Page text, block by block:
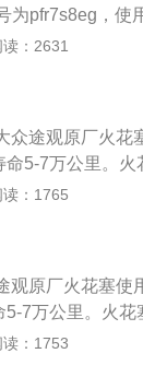
为pfr7s8eg，使
根据发动机选择
查绝缘体是否击
，拆卸火花塞，
进入缸体内部
清洁量具，测
问题，将火花塞
启动车辆，消除
读：2631
众途观原厂火花
5-7万公里。
花塞的材质以及
，检查电极是否
取出火花塞；
火线圈对正火
隙，并判断火
筒，旋入火花塞
读：1765
观原厂火花塞使
7万公里。火
塞的材质以及型
读：1753